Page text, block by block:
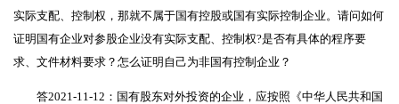
实际支配、控制权，那就不属于国有控股或国有实际控制企业。请问如何
证明国有企业对参股企业没有实际支配、控制权?是否有具体的程序要
求、文件材料要求？怎么证明自己为非国有控制企业？
答2021-11-12：国有股东对外投资的企业，应按照《中华人民共和国